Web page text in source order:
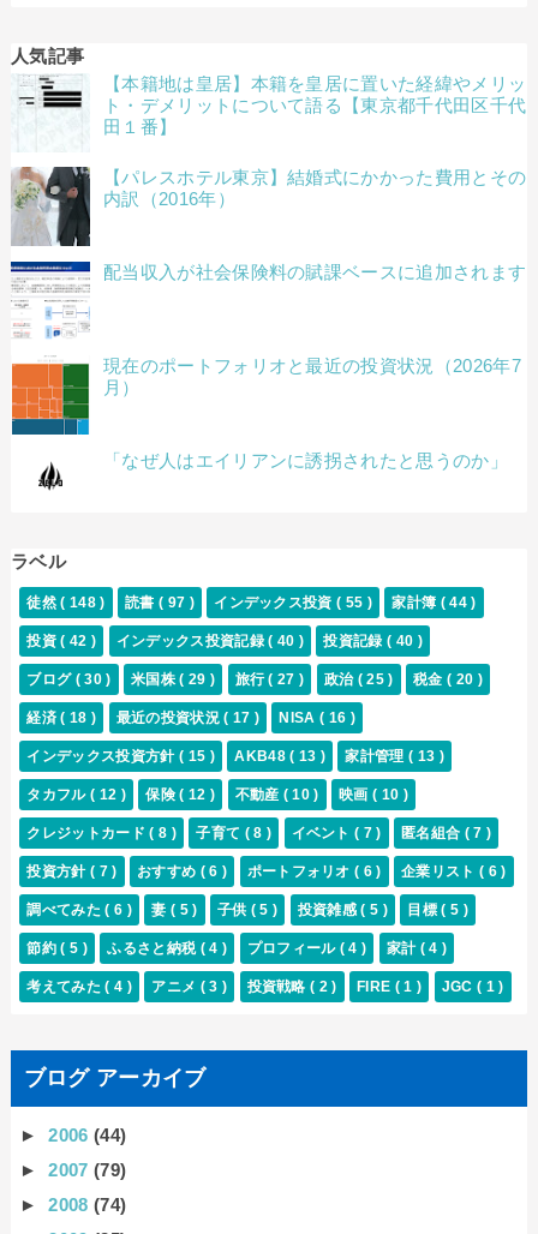
人気記事
【本籍地は皇居】本籍を皇居に置いた経緯やメリッ
ト・デメリットについて語る【東京都千代田区千代
田１番】
【パレスホテル東京】結婚式にかかった費用とその
内訳（2016年）
配当収入が社会保険料の賦課ベースに追加されます
現在のポートフォリオと最近の投資状況（2026年7
月）
「なぜ人はエイリアンに誘拐されたと思うのか」
ラベル
徒然( 148 ) 読書 ( 97 ) インデックス投資( 55 ) 家計簿 ( 44 )
投資( 42 ) インデックス投資記録( 40 ) 投資記録( 40 )
ブログ ( 30 ) 米国株( 29 ) 旅行( 27 ) 政治 ( 25 ) 税金 ( 20 )
経済( 18 ) 最近の投資状況( 17 ) NISA( 16 )
インデックス投資方針 ( 15 ) AKB48( 13 ) 家計管理( 13 )
タカフル( 12 ) 保険( 12 ) 不動産 ( 10 ) 映画( 10 )
クレジットカード( 8 ) 子育て ( 8 ) イベント( 7 ) 匿名組合 ( 7 )
投資方針( 7 ) おすすめ ( 6 ) ポートフォリオ( 6 ) 企業リスト ( 6 )
調べてみた( 6 ) 妻 ( 5 ) 子供 ( 5 ) 投資雑感( 5 ) 目標( 5 )
節約( 5 ) ふるさと納税 ( 4 ) プロフィール ( 4 ) 家計 ( 4 )
考えてみた( 4 ) アニメ ( 3 ) 投資戦略( 2 ) FIRE ( 1 ) JGC ( 1 )
ブログ アーカイブ
►2006(44)
►2007(79)
►2008(74)